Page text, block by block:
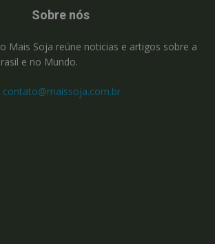
Sobre nós
Mais Soja reúne noticias e artigos sobre a
e no Mundo.
contato@maissoja.com.br